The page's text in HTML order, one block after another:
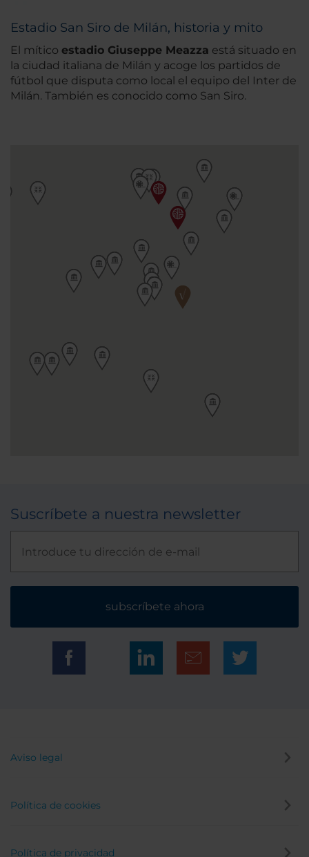
Estadio San Siro de Milán, historia y mito
El mítico estadio Giuseppe Meazza está situado en
la ciudad italiana de Milán y acoge los partidos de
fútbol que disputa como local el equipo del Inter de
Milán. También es conocido como San Siro.
Suscríbete a nuestra newsletter
subscríbete ahora
Aviso legal
Política de cookies
Política de privacidad